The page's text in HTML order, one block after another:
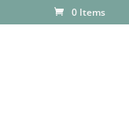
0 Items